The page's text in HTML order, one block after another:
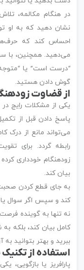
در هنگام مکالمه،
نشان دهید که به او
احساس کند که
می‌دهید. همچنین، با سر
“درست است” یا
گوش دادن هستید.
از قضاوت
یکی از مشکلات رایج در
پاسخ دادن قبل از
می‌تواند مانع از درک
رابطه گردد. برای
زودهنگام خودداری کرده
بیان کند.
به جای قطع کردن صحبت
کند و سپس اگر سوال یا
نه تنها به گوینده فرصت
کامل بیان کند، بلکه
ببرید و بهتر بتوانید به
استفاده از تکنیک
پارافریز یا بازگویی،